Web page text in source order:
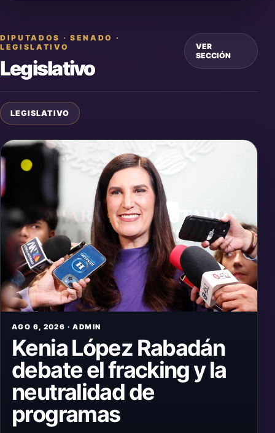
DIPUTADOS · SENADO ·
LEGISLATIVO
Legislativo
VER
SECCIÓN
LEGISLATIVO
AGO 6, 2026 · ADMIN
Kenia López Rabadán
debate el fracking y la
neutralidad de
programas